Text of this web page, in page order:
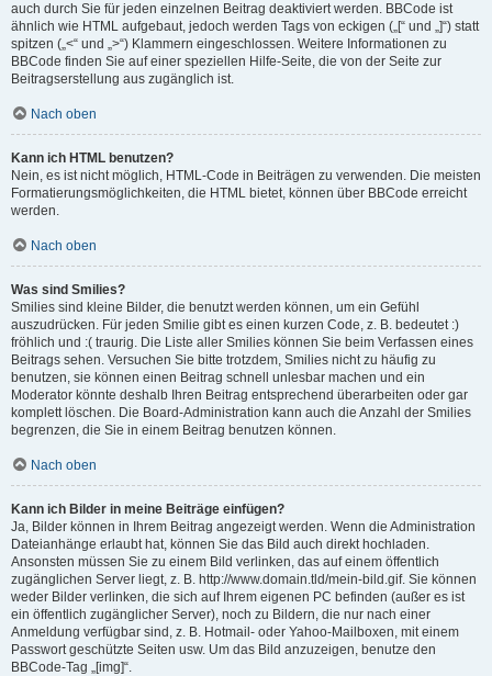
auch durch Sie für jeden einzelnen Beitrag deaktiviert werden. BBCode ist
ähnlich wie HTML aufgebaut, jedoch werden Tags von eckigen („[“ und „]“) statt
spitzen („<“ und „>“) Klammern eingeschlossen. Weitere Informationen zu
BBCode finden Sie auf einer speziellen Hilfe-Seite, die von der Seite zur
Beitragserstellung aus zugänglich ist.
Nach oben
Kann ich HTML benutzen?
Nein, es ist nicht möglich, HTML-Code in Beiträgen zu verwenden. Die meisten
Formatierungsmöglichkeiten, die HTML bietet, können über BBCode erreicht
werden.
Nach oben
Was sind Smilies?
Smilies sind kleine Bilder, die benutzt werden können, um ein Gefühl
auszudrücken. Für jeden Smilie gibt es einen kurzen Code, z. B. bedeutet :)
fröhlich und :( traurig. Die Liste aller Smilies können Sie beim Verfassen eines
Beitrags sehen. Versuchen Sie bitte trotzdem, Smilies nicht zu häufig zu
benutzen, sie können einen Beitrag schnell unlesbar machen und ein
Moderator könnte deshalb Ihren Beitrag entsprechend überarbeiten oder gar
komplett löschen. Die Board-Administration kann auch die Anzahl der Smilies
begrenzen, die Sie in einem Beitrag benutzen können.
Nach oben
Kann ich Bilder in meine Beiträge einfügen?
Ja, Bilder können in Ihrem Beitrag angezeigt werden. Wenn die Administration
Dateianhänge erlaubt hat, können Sie das Bild auch direkt hochladen.
Ansonsten müssen Sie zu einem Bild verlinken, das auf einem öffentlich
zugänglichen Server liegt, z. B. http://www.domain.tld/mein-bild.gif. Sie können
weder Bilder verlinken, die sich auf Ihrem eigenen PC befinden (außer es ist
ein öffentlich zugänglicher Server), noch zu Bildern, die nur nach einer
Anmeldung verfügbar sind, z. B. Hotmail- oder Yahoo-Mailboxen, mit einem
Passwort geschützte Seiten usw. Um das Bild anzuzeigen, benutze den
BBCode-Tag „[img]“.